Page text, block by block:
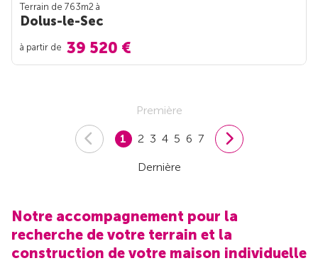
Terrain de 763m2 à
Dolus-le-Sec
à partir de 39 520 €
Première
1 2 3 4 5 6 7
Dernière
Notre accompagnement pour la
recherche de votre terrain et la
construction de votre maison individuelle